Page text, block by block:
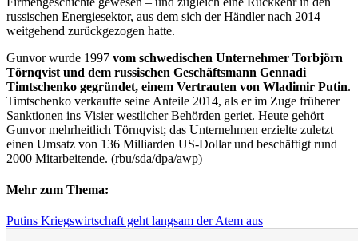
russischen Energiesektor, aus dem sich der Händler nach 2014
weitgehend zurückgezogen hatte.
Gunvor wurde 1997 vom schwedischen Unternehmer Torbjörn
Törnqvist und dem russischen Geschäftsmann Gennadi
Timtschenko gegründet, einem Vertrauten von Wladimir Putin.
Timtschenko verkaufte seine Anteile 2014, als er im Zuge früherer
Sanktionen ins Visier westlicher Behörden geriet. Heute gehört
Gunvor mehrheitlich Törnqvist; das Unternehmen erzielte zuletzt
einen Umsatz von 136 Milliarden US-Dollar und beschäftigt rund
2000 Mitarbeitende. (rbu/sda/dpa/awp)
Mehr zum Thema:
Putins Kriegswirtschaft geht langsam der Atem aus